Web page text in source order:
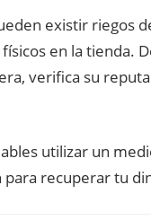
existir riegos
en la tienda.
verifica su
utilizar un
para recuperar tu